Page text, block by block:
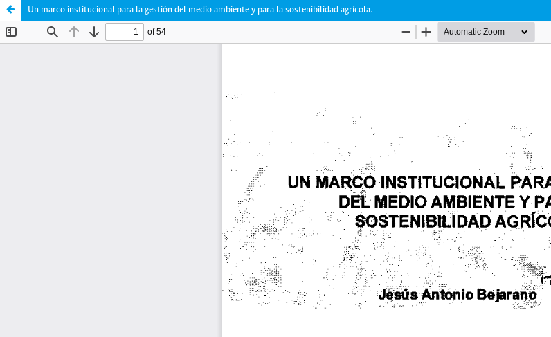
Un marco institucional para la gestión del medio ambiente y para la sostenibilidad agrícola.